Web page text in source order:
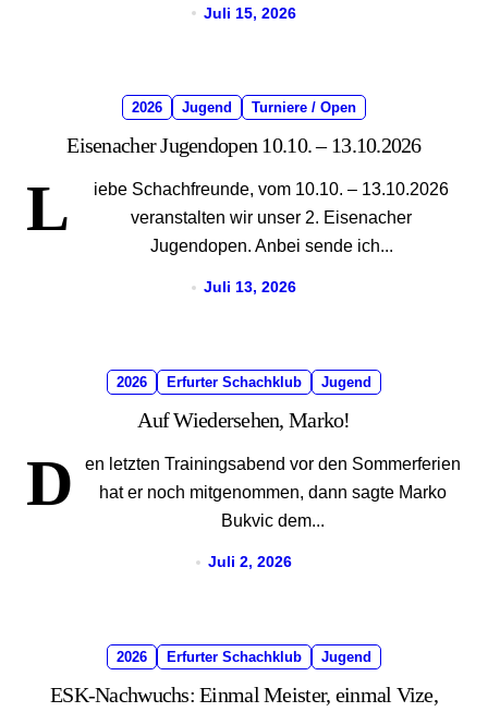
Juli 15, 2026
2026 Jugend Turniere / Open
Eisenacher Jugendopen 10.10. – 13.10.2026
L
iebe Schachfreunde, vom 10.10. – 13.10.2026
veranstalten wir unser 2. Eisenacher
Jugendopen. Anbei sende ich...
Juli 13, 2026
2026 Erfurter Schachklub Jugend
Auf Wiedersehen, Marko!
D
en letzten Trainingsabend vor den Sommerferien
hat er noch mitgenommen, dann sagte Marko
Bukvic dem...
Juli 2, 2026
2026 Erfurter Schachklub Jugend
ESK-Nachwuchs: Einmal Meister, einmal Vize,